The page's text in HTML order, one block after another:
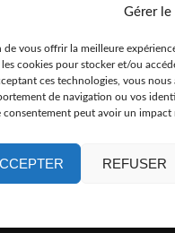
Gérer le
de vous offrir la meilleure
cookies pour stocker et/ou
ces technologies, vous
de navigation ou vos
consentement peut avoir un
REFUSER
Centrée sur les